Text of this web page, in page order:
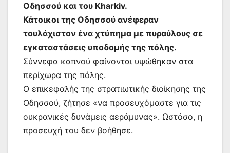
Οδησσού και του Kharkiv.
Κάτοικοι της Οδησσού ανέφεραν
τουλάχιστον ένα χτύπημα με πυραύλους σε
εγκαταστάσεις υποδομής της πόλης.
Σύννεφα καπνού φαίνονται υψώθηκαν στα
περίχωρα της πόλης.
Ο επικεφαλής της στρατιωτικής διοίκησης της
Οδησσού, ζήτησε «να προσευχόμαστε για τις
ουκρανικές δυνάμεις αεράμυνας». Ωστόσο, η
προσευχή του δεν βοήθησε.